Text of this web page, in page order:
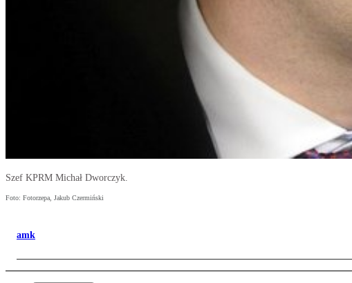
Szef KPRM Michał Dworczyk.
Foto: Fotorzepa, Jakub Czermiński
amk